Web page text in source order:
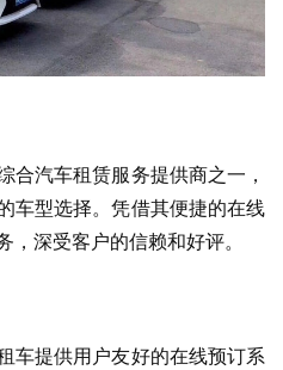
汽车租赁服务提供商之一，
车型选择。凭借其便捷的在线
深受客户的信赖和好评。
提供用户友好的在线预订系